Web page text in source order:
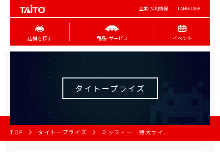
企業･採用情報 LANGUAGE
店舗を探す 商品･サービス イベント
タイトープライズ
TOP タイトープライズ ミッフィー 特大サイ...